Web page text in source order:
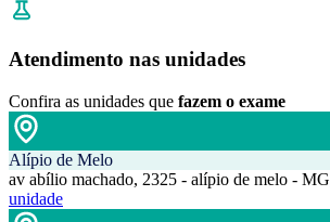
Atendimento nas unidades
Confira as unidades que fazem o exame
Alípio de Melo
av abílio machado, 2325 - alípio de melo - MG
unidade